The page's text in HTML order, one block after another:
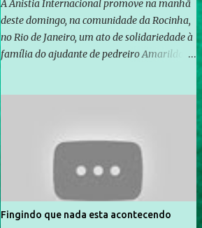
A Anistia Internacional promove na manhã
deste domingo, na comunidade da Rocinha,
no Rio de Janeiro, um ato de solidariedade à
família do ajudante de pedreiro Amarildo de
Rocinha. A assessora de Direitos Humanos
da Anistia Internacional, Renata Neder, disse
à Agência Brasil que ações e atividades de
mobilização são feitas normalmente pela
organização não governamental. As ações
de solidariedade são promovidas em apoio
Fingindo que nada esta acontecendo